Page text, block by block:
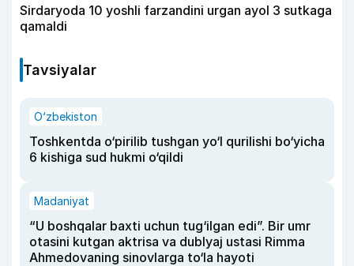
Sirdaryoda 10 yoshli farzandini urgan ayol 3 sutkaga
qamaldi
Tavsiyalar
O‘zbekiston
Toshkentda o‘pirilib tushgan yo‘l qurilishi bo‘yicha
6 kishiga sud hukmi o‘qildi
Madaniyat
“U boshqalar baxti uchun tug‘ilgan edi”. Bir umr
otasini kutgan aktrisa va dublyaj ustasi Rimma
Ahmedovaning sinovlarga to‘la hayoti